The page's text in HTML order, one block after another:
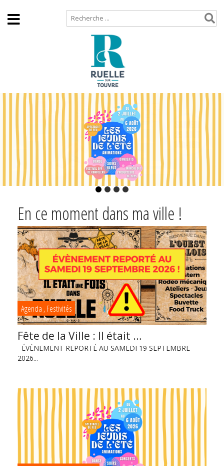
En ce moment dans ma ville !
Agenda ,Festivités
Fête de la Ville : Il était …
ÉVÈNEMENT REPORTÉ AU SAMEDI 19 SEPTEMBRE
2026...